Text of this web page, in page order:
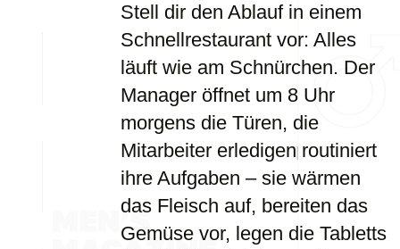
Stell dir den Ablauf in einem
Schnellrestaurant vor: Alles
läuft wie am Schnürchen. Der
Manager öffnet um 8 Uhr
morgens die Türen, die
Mitarbeiter erledigen routiniert
ihre Aufgaben – sie wärmen
das Fleisch auf, bereiten das
Gemüse vor, legen die Tabletts